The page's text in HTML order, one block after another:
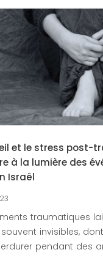
et le stress post-
à la lumière des
Israël
traumatiques
invisibles,
pendant des